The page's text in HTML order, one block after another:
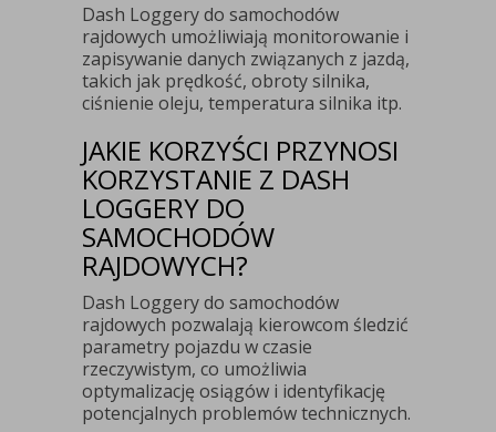
Dash Loggery do samochodów
rajdowych umożliwiają monitorowanie i
zapisywanie danych związanych z jazdą,
takich jak prędkość, obroty silnika,
ciśnienie oleju, temperatura silnika itp.
JAKIE KORZYŚCI PRZYNOSI
KORZYSTANIE Z DASH
LOGGERY DO
SAMOCHODÓW
RAJDOWYCH?
Dash Loggery do samochodów
rajdowych pozwalają kierowcom śledzić
parametry pojazdu w czasie
rzeczywistym, co umożliwia
optymalizację osiągów i identyfikację
potencjalnych problemów technicznych.